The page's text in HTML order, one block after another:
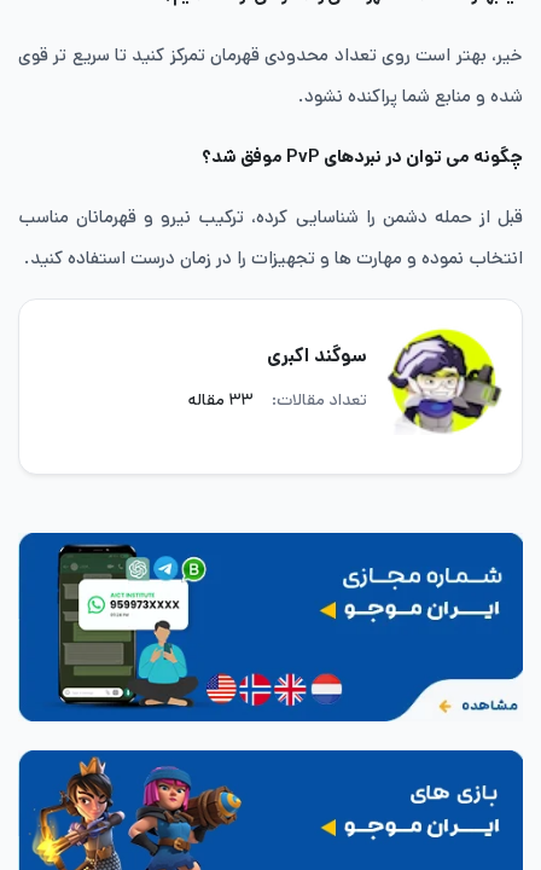
خیر، بهتر است روی تعداد محدودی قهرمان تمرکز کنید تا سریع تر قوی
شده و منابع شما پراکنده نشود.
چگونه می توان در نبردهای PvP موفق شد؟
قبل از حمله دشمن را شناسایی کرده، ترکیب نیرو و قهرمانان مناسب
انتخاب نموده و مهارت ها و تجهیزات را در زمان درست استفاده کنید.
سوگند اکبری
تعداد مقالات: ۳۳ مقاله